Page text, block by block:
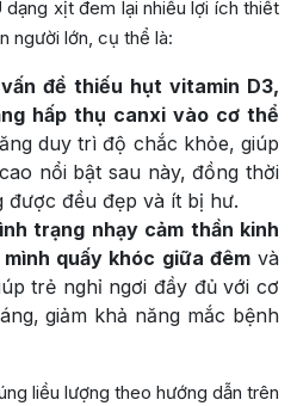
dạng xịt đem lại nhiều lợi ích thiết
người lớn, cụ thể là:
đề thiếu hụt vitamin D3,
hấp thụ canxi vào cơ thể
duy trì độ chắc khỏe, giúp
nổi bật sau này, đồng thời
được đều đẹp và ít bị hư.
trạng nhạy cảm thần kinh
quấy khóc giữa đêmvà
trẻ nghỉ ngơi đầy đủ với cơ
giảm khả năng mắc bệnh
liều lượng theo hướng dẫn trên